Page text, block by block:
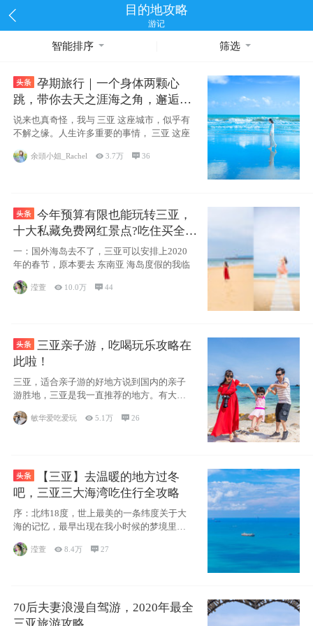
目的地攻略
游记
智能排序 筛选
孕期旅行｜一个身体两颗心
跳，带你去天之涯海之角，邂逅网
红却又安静的三亚
说来也真奇怪，我与 三亚 这座城市，似乎有
不解之缘。人生许多重要的事情， 三亚 这座
余頭小姐_Rachel  3.7万  36
今年预算有限也能玩转三亚，
十大私藏免费网红景点?吃住买全攻
一：国外海岛去不了，三亚可以安排上2020
年的春节，原本要去 东南亚 海岛度假的我临
滢萱  10.0万 44
三亚亲子游，吃喝玩乐攻略在
此啦！
三亚，适合亲子游的好地方说到国内的亲子
游胜地，三亚是我一直推荐的地方。有大
海、有蓝天
敏华爱吃爱玩 5.1万 26
【三亚】去温暖的地方过冬
吧，三亚三大海湾吃住行全攻略
序：北纬18度，世上最美的一条纬度关于大
海的记忆，最早出现在我小时候的梦境里，
滢萱 8.4万 27
70后夫妻浪漫自驾游，2020年最全